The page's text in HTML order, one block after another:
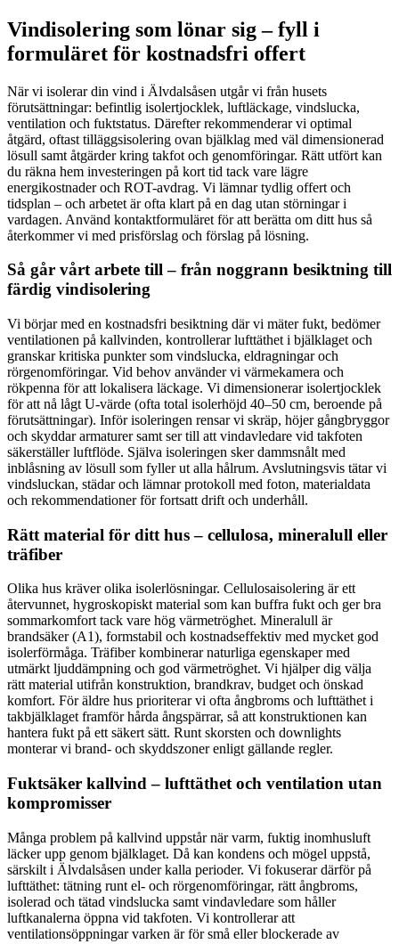
Vindisolering som lönar sig – fyll i
formuläret för kostnadsfri offert
När vi isolerar din vind i Älvdalsåsen utgår vi från husets
förutsättningar: befintlig isolertjocklek, luftläckage, vindslucka,
ventilation och fuktstatus. Därefter rekommenderar vi optimal
åtgärd, oftast tilläggsisolering ovan bjälklag med väl dimensionerad
lösull samt åtgärder kring takfot och genomföringar. Rätt utfört kan
du räkna hem investeringen på kort tid tack vare lägre
energikostnader och ROT-avdrag. Vi lämnar tydlig offert och
tidsplan – och arbetet är ofta klart på en dag utan störningar i
vardagen. Använd kontaktformuläret för att berätta om ditt hus så
återkommer vi med prisförslag och förslag på lösning.
Så går vårt arbete till – från noggrann besiktning till
färdig vindisolering
Vi börjar med en kostnadsfri besiktning där vi mäter fukt, bedömer
ventilationen på kallvinden, kontrollerar lufttäthet i bjälklaget och
granskar kritiska punkter som vindslucka, eldragningar och
rörgenomföringar. Vid behov använder vi värmekamera och
rökpenna för att lokalisera läckage. Vi dimensionerar isolertjocklek
för att nå lågt U-värde (ofta total isolerhöjd 40–50 cm, beroende på
förutsättningar). Inför isoleringen rensar vi skräp, höjer gångbryggor
och skyddar armaturer samt ser till att vindavledare vid takfoten
säkerställer luftflöde. Själva isoleringen sker dammsnålt med
inblåsning av lösull som fyller ut alla hålrum. Avslutningsvis tätar vi
vindsluckan, städar och lämnar protokoll med foton, materialdata
och rekommendationer för fortsatt drift och underhåll.
Rätt material för ditt hus – cellulosa, mineralull eller
träfiber
Olika hus kräver olika isolerlösningar. Cellulosaisolering är ett
återvunnet, hygroskopiskt material som kan buffra fukt och ger bra
sommarkomfort tack vare hög värmetröghet. Mineralull är
brandsäker (A1), formstabil och kostnadseffektiv med mycket god
isolerförmåga. Träfiber kombinerar naturliga egenskaper med
utmärkt ljuddämpning och god värmetröghet. Vi hjälper dig välja
rätt material utifrån konstruktion, brandkrav, budget och önskad
komfort. För äldre hus prioriterar vi ofta ångbroms och lufttäthet i
takbjälklaget framför hårda ångspärrar, så att konstruktionen kan
hantera fukt på ett säkert sätt. Runt skorsten och downlights
monterar vi brand- och skyddszoner enligt gällande regler.
Fuktsäker kallvind – lufttäthet och ventilation utan
kompromisser
Många problem på kallvind uppstår när varm, fuktig inomhusluft
läcker upp genom bjälklaget. Då kan kondens och mögel uppstå,
särskilt i Älvdalsåsen under kalla perioder. Vi fokuserar därför på
lufttäthet: tätning runt el- och rörgenomföringar, rätt ångbroms,
isolerad och tätad vindslucka samt vindavledare som håller
luftkanalerna öppna vid takfoten. Vi kontrollerar att
ventilationsöppningar varken är för små eller blockerade av